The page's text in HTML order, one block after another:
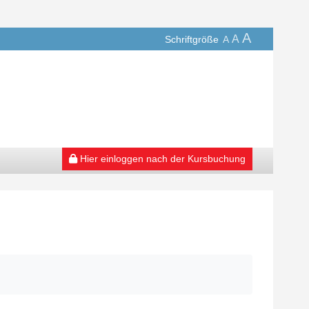
Schriftgröße A A A
Hier einloggen nach der Kursbuchung